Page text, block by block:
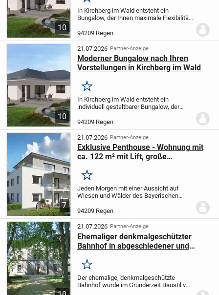
10
In Kirchberg im Wald entsteht ein
Bungalow, der Ihnen maximale Flexibilität
Wohnkomfort auf einer Fläche von 142,02
m² garantiert. Das Haus umfasst vier...
94209 Regen
10
21.07.2026 Partner-Anzeige
Moderner Bungalow nach Ihren
Vorstellungen in Kirchberg im Wald
Merken
In Kirchberg im Wald entsteht ein
individuell gestaltbarer Bungalow, der
einer großzügigen Wohnfläche von 142,02
m² vereint. Mit vier Zimmern, darunter
drei...
94209 Regen
7
21.07.2026 Partner-Anzeige
Exklusive Penthouse - Wohnung mit
ca. 122 m² mit Lift, große
ein Traum *****
Merken
Jeden Morgen mit einer Aussicht auf
Wiesen und Wälder des Bayerischen
diesen besonderen Wohnungen kann
dieser Wunsch für Sie zur Wirklichkeit
werden!Das...
94209 Regen
21.07.2026 Partner-Anzeige
Ehemaliger denkmalgeschützter
Bahnhof in abgeschiedener und
Merken
Der ehemalige, denkmalgeschützte
Bahnhof wurde im Gründerzeit Baustil von